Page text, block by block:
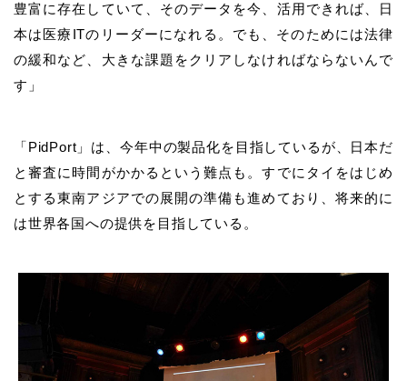
豊富に存在していて、そのデータを今、活用できれば、日
本は医療ITのリーダーになれる。でも、そのためには法律
の緩和など、大きな課題をクリアしなければならないんで
す」
「PidPort」は、今年中の製品化を目指しているが、日本だ
と審査に時間がかかるという難点も。すでにタイをはじめ
とする東南アジアでの展開の準備も進めており、将来的に
は世界各国への提供を目指している。